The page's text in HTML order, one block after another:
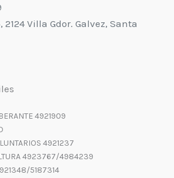
2124 Villa Gdor. Galvez, Santa
4921909
4921237
4923767/4984239
5187314